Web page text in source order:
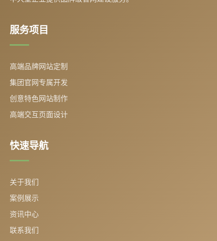
服务项目
高端品牌网站定制
集团官网专属开发
创意特色网站制作
高端交互页面设计
快速导航
关于我们
案例展示
资讯中心
联系我们